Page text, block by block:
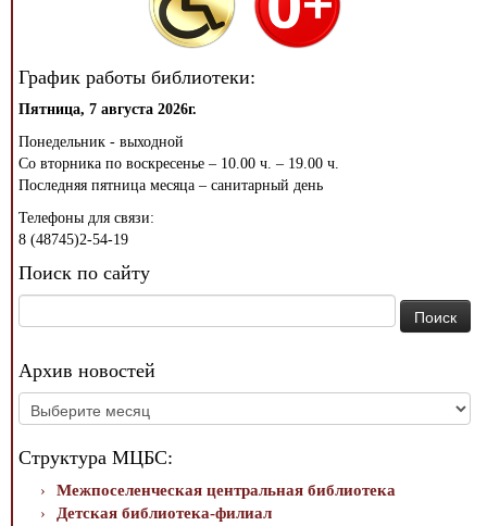
График работы библиотеки:
Пятница, 7 августа 2026г.
Понедельник - выходной
Со вторника по воскресенье – 10.00 ч. – 19.00 ч.
Последняя пятница месяца – санитарный день
Телефоны для связи:
8 (48745)2-54-19
Поиск по сайту
Архив новостей
Архив
новостей
Структура МЦБС:
Межпоселенческая центральная библиотека
Детская библиотека-филиал